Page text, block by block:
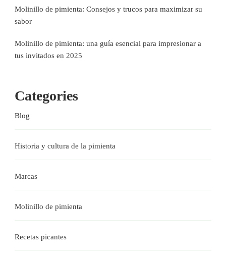
Molinillo de pimienta: Consejos y trucos para maximizar su
sabor
Molinillo de pimienta: una guía esencial para impresionar a
tus invitados en 2025
Categories
Blog
Historia y cultura de la pimienta
Marcas
Molinillo de pimienta
Recetas picantes